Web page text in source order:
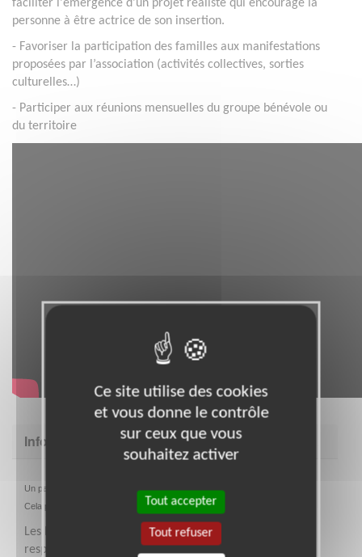
faciliter l'émergence d'un projet réaliste qui encourage la
personne à être actrice de son insertion.
- Favoriser la participation des familles aux manifestations
proposées par l’association (activités collectives, sorties
culturelles…)
- Participer aux réunions mensuelles du groupe bénévole ou
du territoire
Informations complémentaires
Un parcours de formations prévu à l'arrivée et tout au long de la mission.
Cela permet au bénévole de connaitre l'association et la mission.
Les bénévoles sont rattachés à des groupes avec un
responsable. Il y a un partage de compétence et
Ce site utilise des cookies
et vous donne le contrôle
sur ceux que vous
souhaitez activer
Tout accepter
Tout refuser